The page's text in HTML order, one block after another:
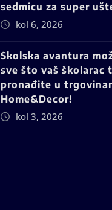
sedmicu za super
kol 6, 2026
Školska avantura
sve što vaš školarac
pronađite u
Home&Decor!
kol 3, 2026